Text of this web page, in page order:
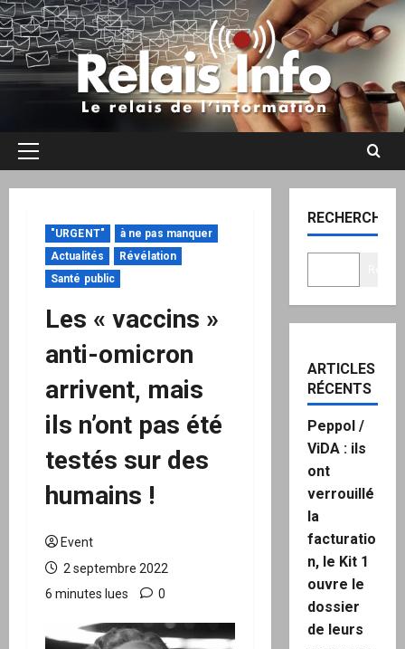
Aller
au
contenu
Menu
"URGENT"
à ne pas manquer
Actualités
Révélation
Santé public
Les « vaccins »
anti-omicron
arrivent, mais
ils n’ont pas été
testés sur des
humains !
Event
2 septembre 2022
6 minutes lues
0
RECHERCHER
ARTICLES
RÉCENTS
Peppol /
ViDA : ils
ont
verrouillé
la
facturatio
n, le Kit 1
ouvre le
dossier
de leurs